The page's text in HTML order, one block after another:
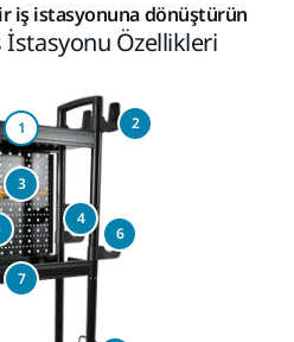
iş istasyonuna dönüştürün
İstasyonu Özellikleri
1 2
3
4
6
7